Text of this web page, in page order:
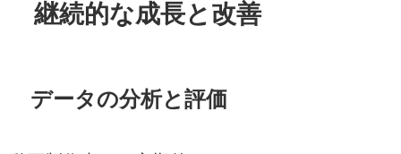
継続的な成長と改善
データの分析と評価